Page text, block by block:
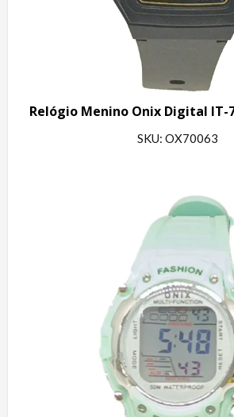
Relógio Menino Onix Digital IT-
SKU: OX70063